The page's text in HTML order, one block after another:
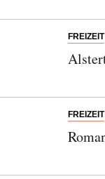
FREIZEIT
FREIZEIT